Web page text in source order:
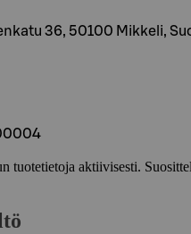
36, 50100 Mikkeli,
tuotetietoja aktiivisesti.